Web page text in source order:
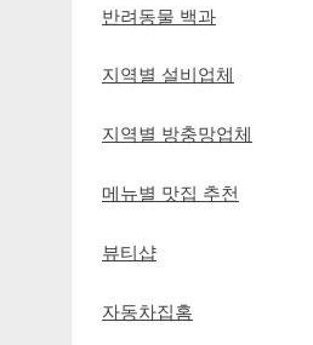
반려동물 백과
지역별 설비업체
지역별 방충망업체
메뉴별 맛집 추천
뷰티샵
자동차집홈